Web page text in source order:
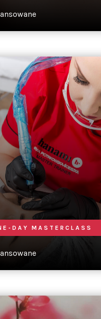
DAY MASTERCLASS